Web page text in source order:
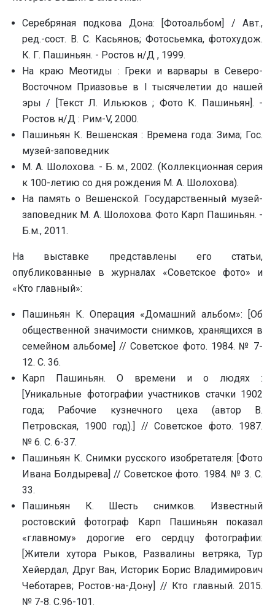
Серебряная подкова Дона: [Фотоальбом] / Авт.,
pед.-сост. В. С. Касьянов; Фотосьемка, фотохудож.
К. Г. Пашиньян. - Ростов н/Д , 1999.
На краю Меотиды : Греки и варвары в Северо-
Восточном Приазовье в I тысячелетии до нашей
эры / [Текст Л. Ильюков ; Фото К. Пашиньян]. -
Ростов н/Д : Рим-V, 2000.
Пашиньян К. Вешенская : Времена года: Зима; Гос.
музей-заповедник
М. А. Шолохова. - Б. м., 2002. (Коллекционная серия
к 100-летию со дня рождения М. А. Шолохова).
На память о Вешенской. Государственный музей-
заповедник М. А. Шолохова. Фото Карп Пашиньян. -
Б.м., 2011.
На выставке представлены его статьи,
опубликованные в журналах «Советское фото» и
«Кто главный»:
Пашиньян К. Операция «Домашний альбом»: [Об
общественной значимости снимков, хранящихся в
семейном альбоме] // Советское фото. 1984. № 7-
12. С. 36.
Карп Пашиньян. О времени и о людях :
[Уникальные фотографии участников стачки 1902
года; Рабочие кузнечного цеха (автор В.
Петровская, 1900 год).] // Советское фото. 1987.
№ 6. С. 6-37.
Пашиньян К. Снимки русского изобретателя: [Фото
Ивана Болдырева] // Советское фото. 1984. № 3. С.
33.
Пашиньян К. Шесть снимков. Известный
ростовский фотограф Карп Пашиньян показал
«главному» дорогие его сердцу фотографии:
[Жители хутора Рыков, Развалины ветряка, Тур
Хейердал, Друг Ван, Историк Борис Владимирович
Чеботарев; Ростов-на-Дону] // Кто главный. 2015.
№ 7-8. С.96-101.